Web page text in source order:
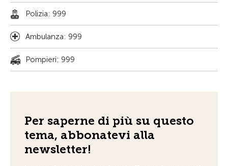
Polizia: 999
Ambulanza: 999
Pompieri: 999